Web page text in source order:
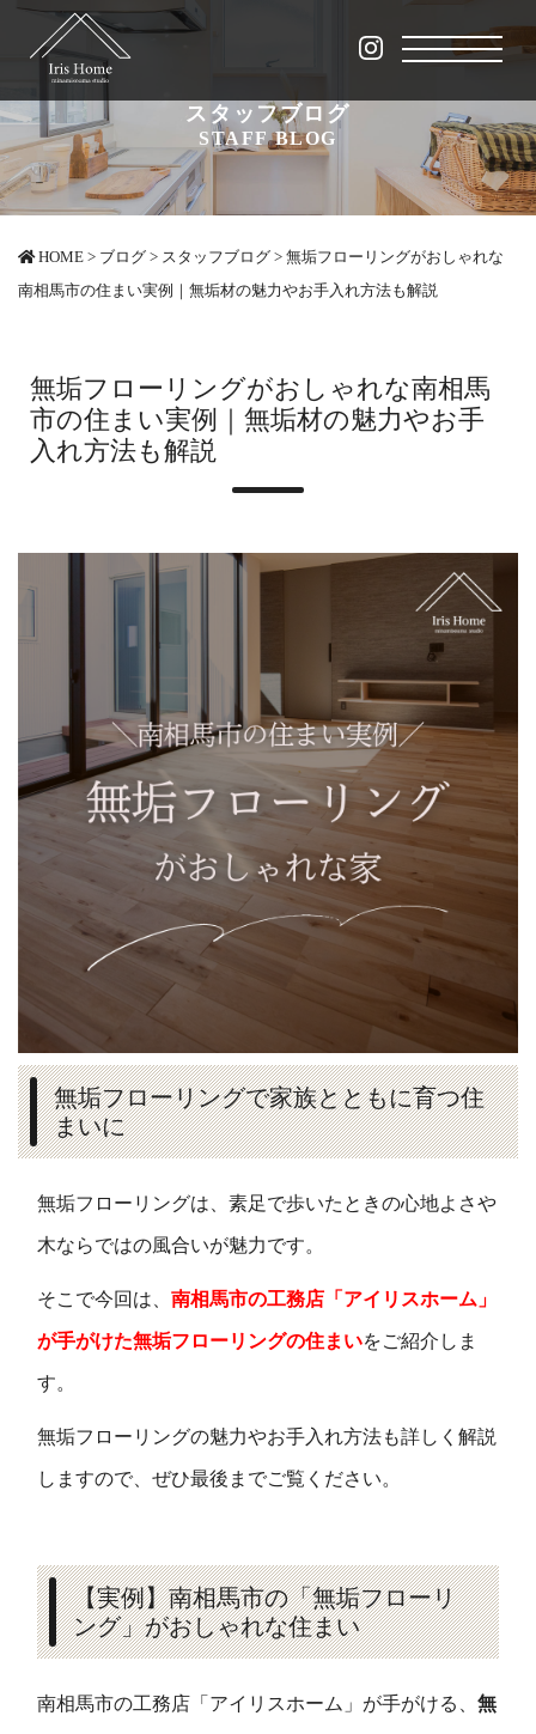
スタッフブログ
STAFF BLOG
HOME > ブログ > スタッフブログ > 無垢フローリングがおしゃれな
南相馬市の住まい実例｜無垢材の魅力やお手入れ方法も解説
無垢フローリングがおしゃれな南相馬
市の住まい実例｜無垢材の魅力やお手
入れ方法も解説
無垢フローリングで家族とともに育つ住
まいに
無垢フローリングは、素足で歩いたときの心地よさや
木ならではの風合いが魅力です。
そこで今回は、 南相馬市の工務店「アイリスホーム」
が手がけた無垢フローリングの住まいをご紹介しま
す。
無垢フローリングの魅力やお手入れ方法も詳しく解説
しますので、ぜひ最後までご覧ください。
【実例】南相馬市の「無垢フローリ
ング」がおしゃれな住まい
南相馬市の工務店「アイリスホーム」が手がける、 無